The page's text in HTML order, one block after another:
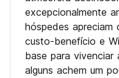
excepcionalmente
hóspedes apreciam
custo-benefício e
base para vivenciar
alguns achem um